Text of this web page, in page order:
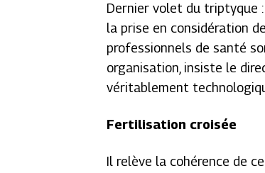
Dernier volet du triptyque
la prise en considération
professionnels de santé
organisation, insiste le
véritablement
Fertilisation croisée
Il relève la cohérence de